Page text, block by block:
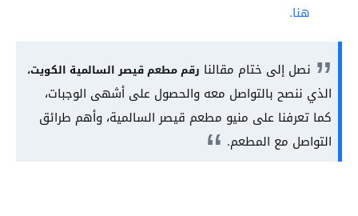
هنا.
نصل إلى ختام مقالنا رقم مطعم قيصر السالمية الكويت،
الذي ننصح بالتواصل معه والحصول على أشهى الوجبات،
كما تعرفنا على منيو مطعم قيصر السالمية، وأهم طرائق
التواصل مع المطعم.